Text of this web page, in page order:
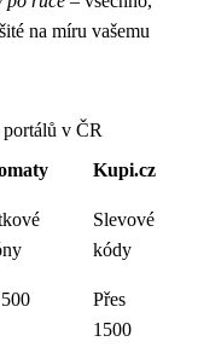
na míru vašemu
v ČR
Kupi.cz
Slevové
kódy
Přes
1500